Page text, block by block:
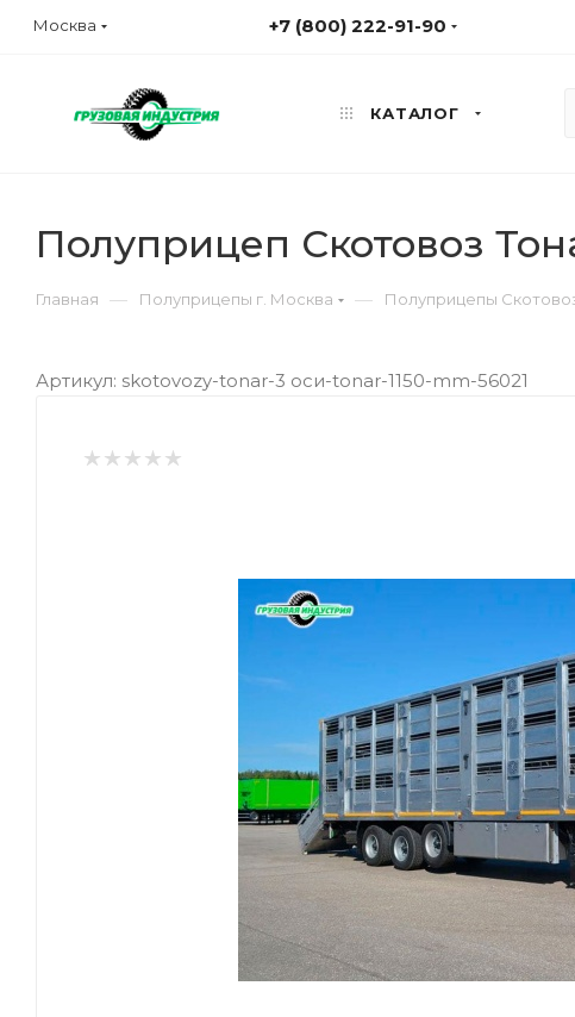
Москва +7 (800) 222-91-90
КАТАЛОГ
Полуприцеп Скотовоз
Главная — Полуприцепы г. Москва — Полуприцепы
Артикул: skotovozy-tonar-3 оси-tonar-1150-mm-56021